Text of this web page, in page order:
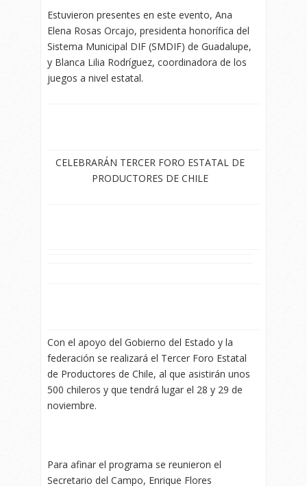
Estuvieron presentes en este evento, Ana
Elena Rosas Orcajo, presidenta honorífica del
Sistema Municipal DIF (SMDIF) de Guadalupe,
y Blanca Lilia Rodríguez, coordinadora de los
juegos a nivel estatal.
CELEBRARÁN TERCER FORO ESTATAL DE
PRODUCTORES DE CHILE
Con el apoyo del Gobierno del Estado y la
federación se realizará el Tercer Foro Estatal
de Productores de Chile, al que asistirán unos
500 chileros y que tendrá lugar el 28 y 29 de
noviembre.
Para afinar el programa se reunieron el
Secretario del Campo, Enrique Flores